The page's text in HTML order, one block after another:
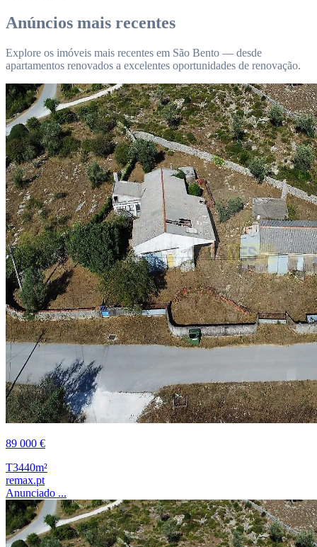
Anúncios mais recentes
Explore os imóveis mais recentes em São Bento — desde
apartamentos renovados a excelentes oportunidades de renovação.
89 000 €
T3440m²
remax.pt
Anunciado ...